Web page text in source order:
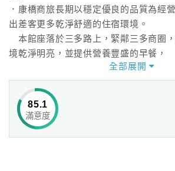
．康橋商旅長期以穩定優良的品質為經
出差客更多乾淨舒適的住宿環境。
本館座落於三多路上，緊鄰三多商圈
境乾淨明亮，並提供營養豐盛的早餐，
溫馨體貼的服務，是您旅遊出差最佳選
進到康橋，您就能感受到康橋特親切的
*全館網路無密碼,手機上網無死角,網路
全部展開
85.1
滿意度